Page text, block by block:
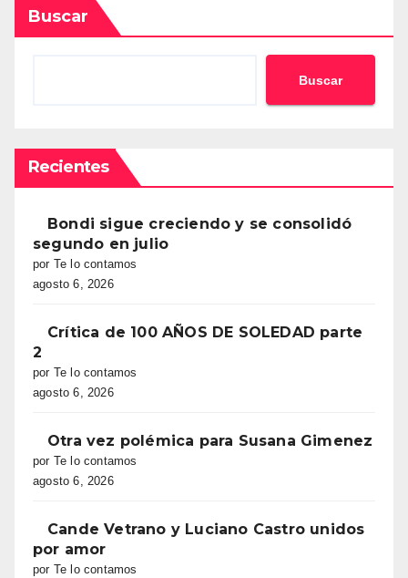
Buscar
Buscar
Recientes
Bondi sigue creciendo y se consolidó
segundo en julio
por Te lo contamos
agosto 6, 2026
Crítica de 100 AÑOS DE SOLEDAD parte
2
por Te lo contamos
agosto 6, 2026
Otra vez polémica para Susana Gimenez
por Te lo contamos
agosto 6, 2026
Cande Vetrano y Luciano Castro unidos
por amor
por Te lo contamos